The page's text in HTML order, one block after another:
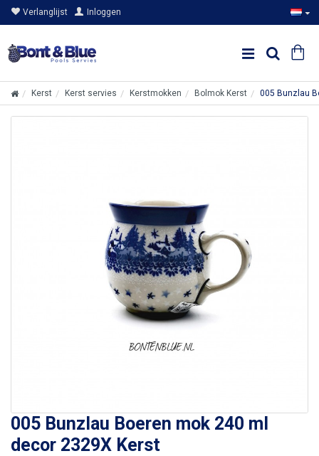
Verlanglijst Inloggen
Kerst Kerst servies Kerstmokken Bolmok Kerst 005 Bunzlau
005 Bunzlau Boeren mok 240 ml
decor 2329X Kerst